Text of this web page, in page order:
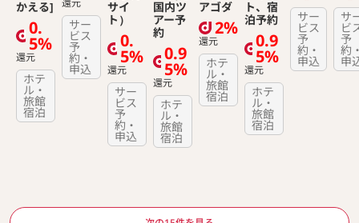
かえる]
0.
5%
還元
ホテ
ル・
旅館
宿泊
還元
サー
ビス
予
約・
申込
サイ
ト）
0.
5%
還元
サー
ビス
予
約・
申込
国内ツ
アー予
約
0.9
5%
還元
ホテ
ル・
旅館
宿泊
アゴダ
2%
還元
ホテ
ル・
旅館
宿泊
ト、宿
泊予約
0.9
5%
還元
ホテ
ル・
旅館
宿泊
サー
ビス
予
約・
申込
サ
ビ
予
約
申
ページ送り